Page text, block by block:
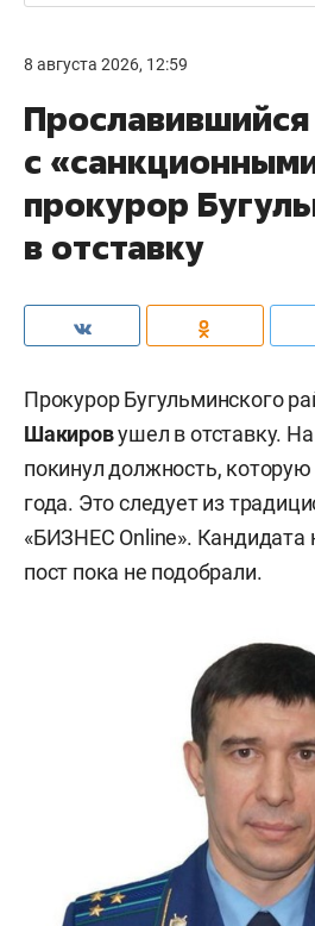
8 августа 2026, 12:59
с
прокурор
в отставку
Прокурор Бугульминского
Шакировушел в отставку.
покинул должность,
года. Это следует из
«БИЗНЕС Online». Кандидата
пост пока не подобрали.